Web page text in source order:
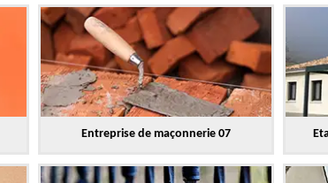
Entreprise de maçonnerie 07